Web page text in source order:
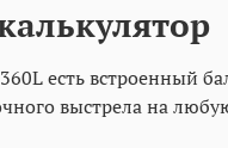
есть встроенный
выстрела на